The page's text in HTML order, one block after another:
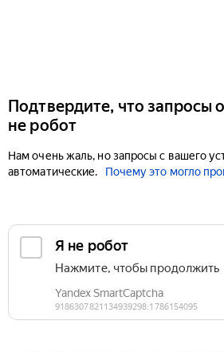
Подтвердите, что запросы
не робот
Нам очень жаль, но запросы с вашего
автоматические.
Почему это могло